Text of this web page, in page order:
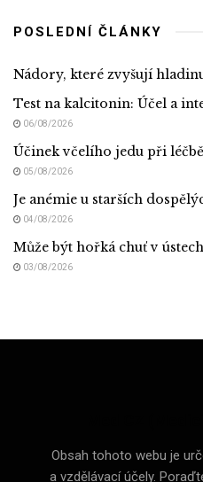
POSLEDNÍ ČLÁNKY
Nádory, které zvyšují
Test na kalcitonin: Účel a
06/08/2026
Účinek včelího jedu při
05/08/2026
Je anémie u starších
04/08/2026
Může být hořká chuť v
03/08/2026
Obsah tohoto webu je
a vzdělávací účely.